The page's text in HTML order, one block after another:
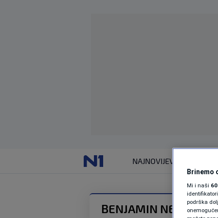
NAJNOVIJEVIJESTI
BENJAMIN
Brinemo
Mi i naši
podrška